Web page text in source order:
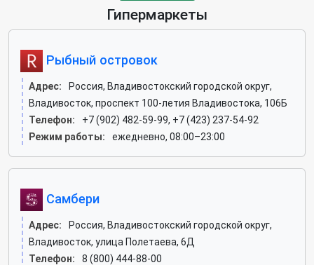
Гипермаркеты
Рыбный островок
Адрес:
Россия, Владивостокский городской округ,
Владивосток, проспект 100-летия Владивостока, 106Б
Телефон:
+7 (902) 482-59-99, +7 (423) 237-54-92
Режим работы:
ежедневно, 08:00–23:00
Самбери
Адрес:
Россия, Владивостокский городской округ,
Владивосток, улица Полетаева, 6Д
Телефон:
8 (800) 444-88-00